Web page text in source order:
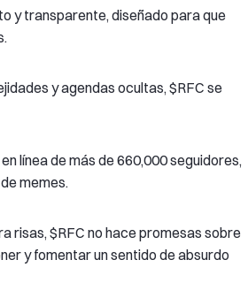
y transparente, diseñado para que
y agendas ocultas, $RFC se
línea de más de 660,000 seguidores,
memes.
risas, $RFC no hace promesas sobre
y fomentar un sentido de absurdo